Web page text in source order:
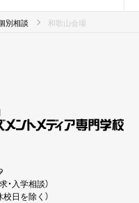
別相談 和歌山会場
入学相談）
日を除く）